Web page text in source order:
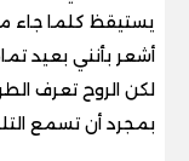
يستيقظ كلما جاء
أشعر بأنني بعيد
لكن الروح تعرف
بمجرد أن تسمع